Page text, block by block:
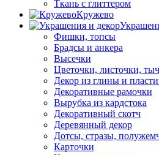
Ткань с глиттером
Кружево
Фишки, топсы
Брадсы и анкера
Высечки
Цветочки, листочки,
Декор из глины и
Декоративные рамочки
Вырубка из кардстока
Декоративный скотч
Деревянный декор
Дотсы, стразы,
Карточки